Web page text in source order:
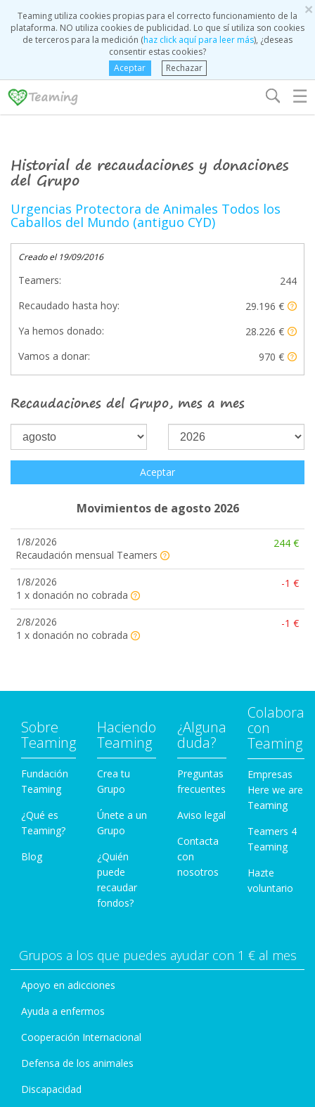
×
Teaming utiliza cookies propias para el correcto funcionamiento de la
plataforma. NO utiliza cookies de publicidad. Lo que sí utiliza son cookies
de terceros para la medición (haz click aquí para leer más), ¿deseas
consentir estas cookies?
Aceptar
Rechazar
☰
Historial de recaudaciones y donaciones
del Grupo
Urgencias Protectora de Animales Todos los
Caballos del Mundo (antiguo CYD)
Creado el 19/09/2016
Teamers:
244
Recaudado hasta hoy:
29.196 €
Ya hemos donado:
28.226 €
Vamos a donar:
970 €
Recaudaciones del Grupo, mes a mes
Aceptar
Movimientos de agosto 2026
1/8/2026
Recaudación mensual Teamers
244 €
1/8/2026
1 x donación no cobrada
-1 €
2/8/2026
1 x donación no cobrada
-1 €
Sobre
Teaming
Fundación
Teaming
¿Qué es
Teaming?
Blog
Haciendo
Teaming
Crea tu
Grupo
Únete a un
Grupo
¿Quién
puede
recaudar
fondos?
¿Alguna
duda?
Preguntas
frecuentes
Aviso legal
Contacta
con
nosotros
Colabora
con
Teaming
Empresas
Here we are
Teaming
Teamers 4
Teaming
Hazte
voluntario
Grupos a los que puedes ayudar con 1 € al mes
Apoyo en adicciones
Ayuda a enfermos
Cooperación Internacional
Defensa de los animales
Discapacidad